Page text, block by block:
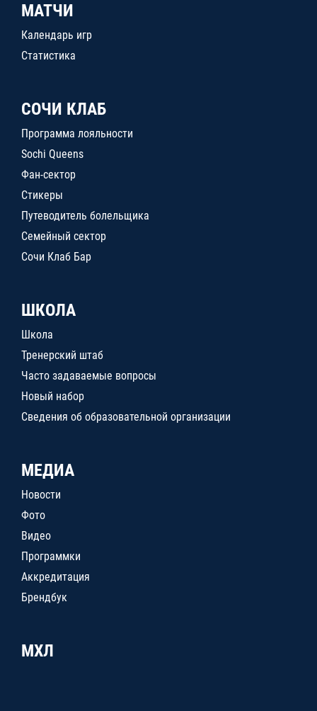
МАТЧИ
Календарь игр
Статистика
СОЧИ КЛАБ
Программа лояльности
Sochi Queens
Фан-сектор
Стикеры
Путеводитель болельщика
Семейный сектор
Сочи Клаб Бар
ШКОЛА
Школа
Тренерский штаб
Часто задаваемые вопросы
Новый набор
Сведения об образовательной организации
МЕДИА
Новости
Фото
Видео
Программки
Аккредитация
Брендбук
МХЛ